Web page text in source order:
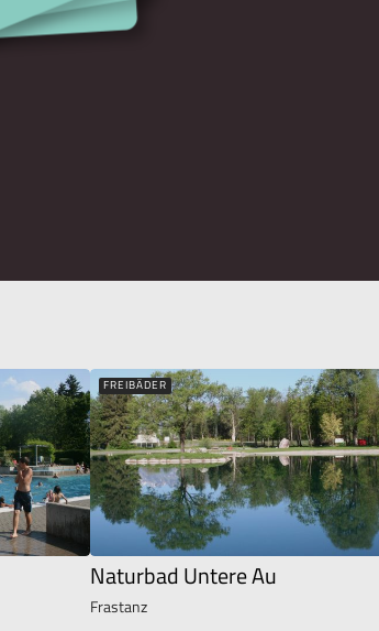
FREIBÄDER
Naturbad Untere Au
Frastanz